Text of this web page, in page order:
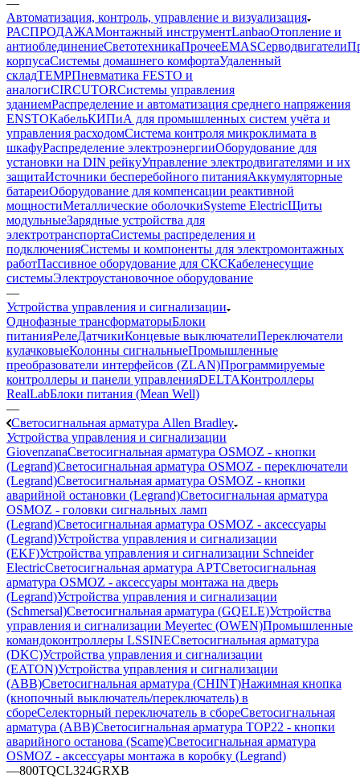
—
Автоматизация, контроль, управление и визуализация
РАСПРОДАЖАМонтажный инструментLanbaoОтопление и
антиоблединениеСветотехникаПрочееEMASCерводвигатели
корпусаСистемы домашнего комфортаУдаленный
складTEMPПневматика FESTO и
аналогиCIRCUTORСистемы управления
зданиемРаспределение и автоматизация среднего напряжения
ENSTOКабельКИПиА для промышленных систем учёта и
управления расходомСистема контроля микроклимата в
шкафуРаспределение электроэнергииОборудование для
установки на DIN рейкуУправление электродвигателями и их
защитаИсточники бесперебойного питанияАккумуляторные
батареиОборудование для компенсации реактивной
мощностиМеталлические оболочкиSysteme ElectricЩиты
модульныеЗарядные устройства для
электротранспортаСистемы распределения и
подключенияСистемы и компоненты для электромонтажных
работПассивное оборудование для СКСКабеленесущие
системыЭлектроустановочное оборудование
—
Устройства управления и сигнализации
Однофазные трансформаторыБлоки
питанияРелеДатчикиКонцевые выключателиПереключатели
кулачковыеКолонны сигнальныеПромышленные
преобразователи интерфейсов (ZLAN)Программируемые
контроллеры и панели управленияDELTAКонтроллеры
RealLabБлоки питания (Mean Well)
—
Светосигнальная арматура Allen Bradley
Устройства управления и сигнализации
GiovenzanaСветосигнальная арматура OSMOZ - кнопки
(Legrand)Светосигнальная арматура OSMOZ - переключатели
(Legrand)Светосигнальная арматура OSMOZ - кнопки
аварийной остановки (Legrand)Светосигнальная арматура
OSMOZ - головки сигнальных ламп
(Legrand)Светосигнальная арматура OSMOZ - аксессуары
(Legrand)Устройства управления и сигнализации
(EKF)Устройства управления и сигнализации Schneider
ElectricСветосигнальная арматура APTСветосигнальная
арматура OSMOZ - аксессуары монтажа на дверь
(Legrand)Устройства управления и сигнализации
(Schmersal)Светосигнальная арматура (GQELE)Устройства
управления и сигнализации Meyertec (OWEN)Промышленные
командоконтроллеры LSSINEСветосигнальная арматура
(DKC)Устройства управления и сигнализации
(EATON)Устройства управления и сигнализации
(ABB)Светосигнальная арматура (CHINT)Нажимная кнопка
(кнопочный выключатель/переключатель) в
сбореСелекторный переключатель в сбореСветосигнальная
арматура (ABB)Светосигнальная арматура TOP22 - кнопки
аварийного останова (Scame)Светосигнальная арматура
OSMOZ - аксессуары монтажа в коробку (Legrand)
—800TQCL324GRXB